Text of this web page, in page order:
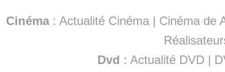
Cinéma: Actualité Cinéma | Cinéma de
Dvd : Actualité DVD |